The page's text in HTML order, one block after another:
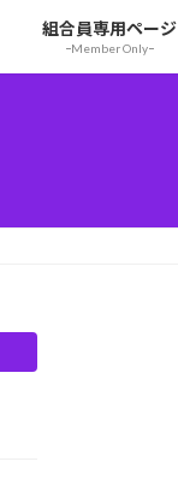
組合員専用ページ
ｰMember Onlyｰ